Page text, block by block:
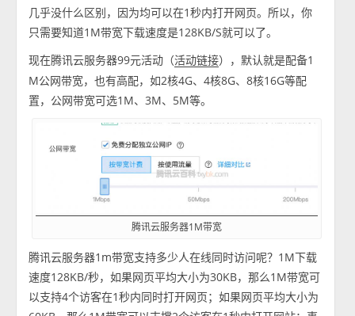
几乎没什么区别，因为均可以在1秒内打开网页。所以，你
只需要知道1M带宽下载速度是128KB/S就可以了。
现在腾讯云服务器99元活动（活动链接），默认就是配备1
M公网带宽，也有高配，如2核4G、4核8G、8核16G等配
置，公网带宽可选1M、3M、5M等。
腾讯云服务器1M带宽
腾讯云服务器1m带宽支持多少人在线同时访问呢？1M下载
速度128KB/秒，如果网页平均大小为30KB，那么1M带宽可
以支持4个访客在1秒内同时打开网页；如果网页平均大小为